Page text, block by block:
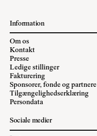
Information
Om os
Kontakt
Presse
Ledige stillinger
Fakturering
Sponsorer, fonde og partnere
Tilgængelighedserklæring
Persondata
Sociale medier